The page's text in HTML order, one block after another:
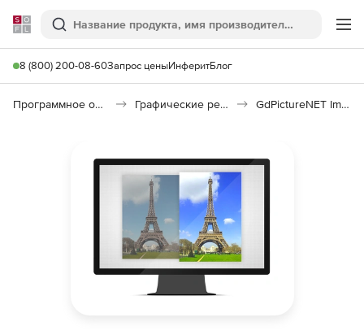
Softline
Поиск
8 (800) 200-08-60Запрос ценыИнферитБлог
Программное обеспечение для графики и дизайна Графические редакторы GdPictureNET Image SDK